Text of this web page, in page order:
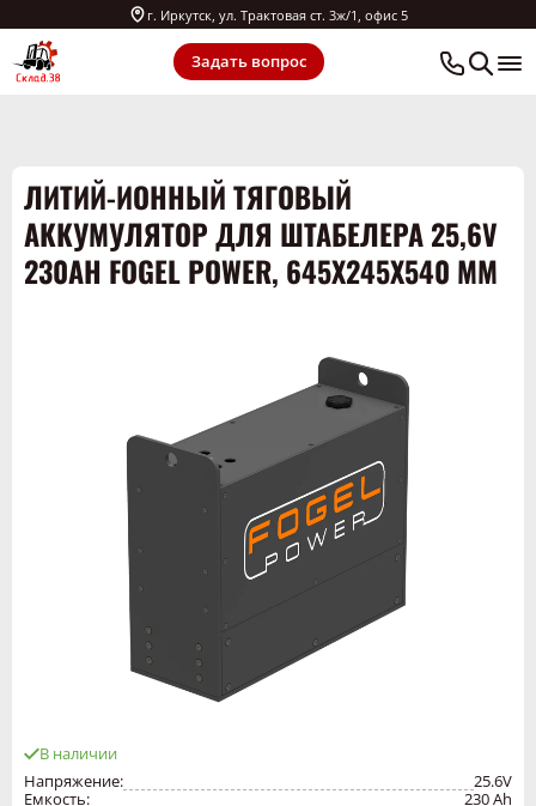
г. Иркутск, ул. Трактовая ст. 3ж/1, офис 5
Задать вопрос
ЛИТИЙ-ИОННЫЙ ТЯГОВЫЙ
АККУМУЛЯТОР ДЛЯ ШТАБЕЛЕРА 25,6V
230AH FOGEL POWER, 645Х245Х540 ММ
В наличии
Напряжение:
25.6V
Емкость:
230 Ah